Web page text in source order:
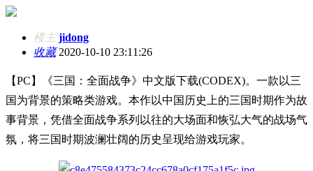
楼主 jidong
收藏2020-10-10 23:11:26
【PC】《三国：全面战争》中文版下载(CODEX)。一款以三
国为背景的策略类游戏。本作以中国历史上的三国时期作为故
事背景，凭借全面战争系列以往的大场面和恢弘大气的战场气
氛，将三国时期波澜壮阔的历史呈现给游戏玩家。